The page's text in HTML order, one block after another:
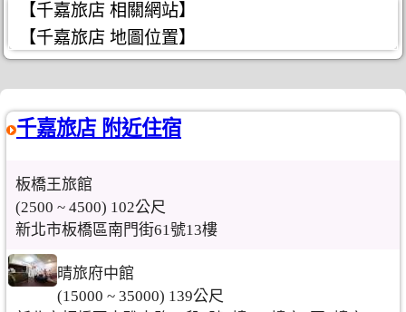
【千嘉旅店 相關網站】
【千嘉旅店 地圖位置】
千嘉旅店 附近住宿
板橋王旅館
(2500 ~ 4500) 102公尺
新北市板橋區南門街61號13樓
晴旅府中館
(15000 ~ 35000) 139公尺